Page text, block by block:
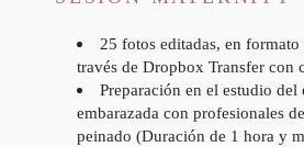
25 fotos editadas, en
través de Dropbox Transfer con
Preparación en el estudio del
embarazada con profesionales
peinado (Duración de 1 hora y